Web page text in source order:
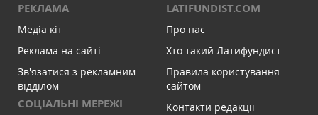
РЕКЛАМА
Медіа кіт
Реклама на сайті
Зв'язатися з рекламним
відділом
СОЦІАЛЬНІ МЕРЕЖІ
LATIFUNDIST.COM
Про нас
Хто такий Латифундист
Правила користування
сайтом
Контакти редакції